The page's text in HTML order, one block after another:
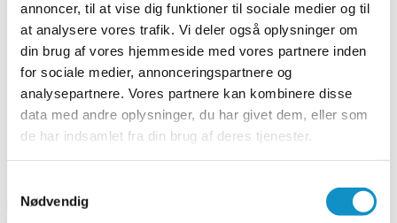
annoncer, til at vise dig funktioner til sociale medier og til
at analysere vores trafik. Vi deler også oplysninger om
din brug af vores hjemmeside med vores partnere inden
for sociale medier, annonceringspartnere og
analysepartnere. Vores partnere kan kombinere disse
data med andre oplysninger, du har givet dem, eller som
de har indsamlet fra din brug af deres tjenester.
Nødvendig
Laksestandarder for havbrug
ASC-certificerede havbrug
ASC-certificerede dambrug
Generalforsamling
Fuldmagt til Generalforsamling